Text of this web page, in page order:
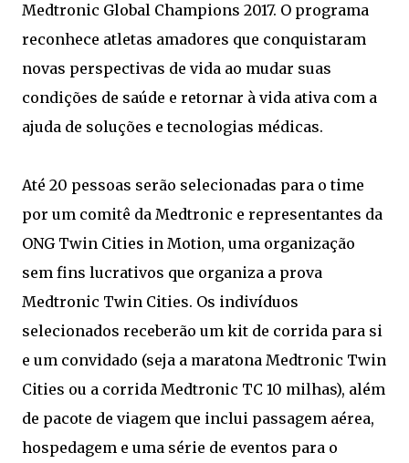
Medtronic Global Champions 2017. O programa
reconhece atletas amadores que conquistaram
novas perspectivas de vida ao mudar suas
condições de saúde e retornar à vida ativa com a
ajuda de soluções e tecnologias médicas.
Até 20 pessoas serão selecionadas para o time
por um comitê da Medtronic e representantes da
ONG Twin Cities in Motion, uma organização
sem fins lucrativos que organiza a prova
Medtronic Twin Cities. Os indivíduos
selecionados receberão um kit de corrida para si
e um convidado (seja a maratona Medtronic Twin
Cities ou a corrida Medtronic TC 10 milhas), além
de pacote de viagem que inclui passagem aérea,
hospedagem e uma série de eventos para o